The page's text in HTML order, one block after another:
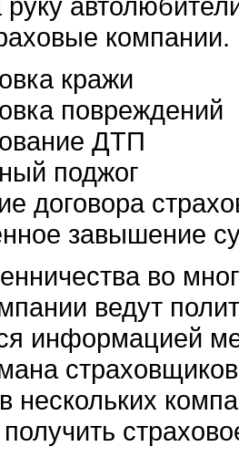
кражи
повреждений
ДТП
поджог
договора
завышение
во
ведут
информацией
нескольких
получить